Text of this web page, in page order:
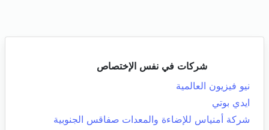
شركات في نفس الإختصاص
نيو فيزيون العالمية
ايدي بوتي
شركة أمنياس للإضاءة والمعدات صفاقس الجنوبية